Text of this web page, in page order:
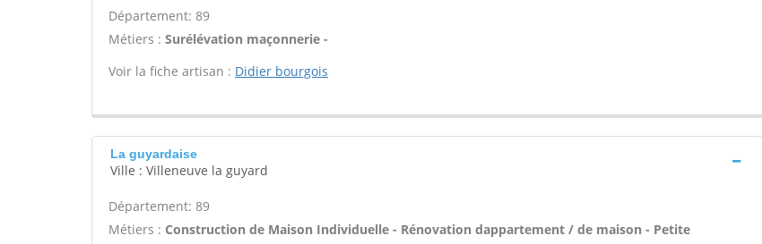
Département: 89
Métiers : Surélévation maçonnerie -
Voir la fiche artisan : Didier bourgois
La guyardaise
Ville : Villeneuve la guyard
Département: 89
Métiers : Construction de Maison Individuelle - Rénovation dappartement / de maison - Petite